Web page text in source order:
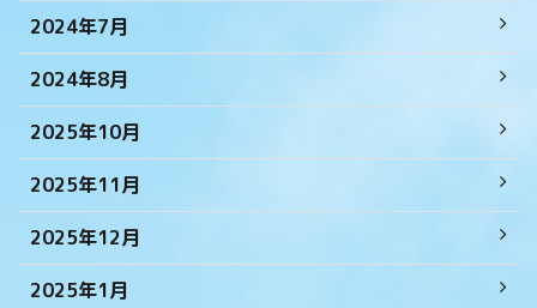
2024年7月
2024年8月
2025年10月
2025年11月
2025年12月
2025年1月